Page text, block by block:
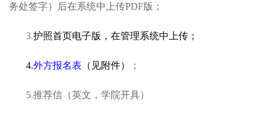
务处签字）后在系统中上传PDF版；
3.护照首页电子版，在管理系统中上传；
4.外方报名表 （见附件） ；
5.推荐信（英文，学院开具）